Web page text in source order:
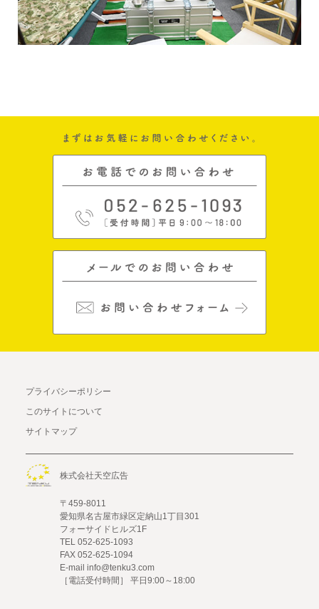
プライバシーポリシー
このサイトについて
サイトマップ
株式会社天空広告
〒459-8011
愛知県名古屋市緑区定納山1丁目301
フォーサイドヒルズ1F
TEL 052-625-1093
FAX 052-625-1094
E-mail info@tenku3.com
［電話受付時間］ 平日9:00～18:00